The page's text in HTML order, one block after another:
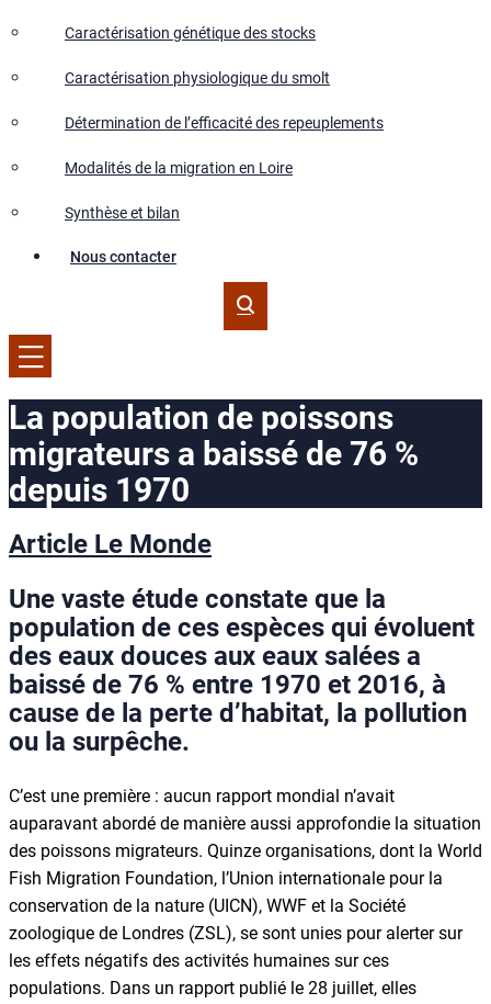
Caractérisation génétique des stocks
Caractérisation physiologique du smolt
Détermination de l’efficacité des repeuplements
Modalités de la migration en Loire
Synthèse et bilan
Nous contacter
La population de poissons
migrateurs a baissé de 76 %
depuis 1970
Article Le Monde
Une vaste étude constate que la
population de ces espèces qui évoluent
des eaux douces aux eaux salées a
baissé de 76 % entre 1970 et 2016, à
cause de la perte d’habitat, la pollution
ou la surpêche.
C’est une première : aucun rapport mondial n’avait
auparavant abordé de manière aussi approfondie la situation
des poissons migrateurs. Quinze organisations, dont la World
Fish Migration Foundation, l’Union internationale pour la
conservation de la nature (UICN), WWF et la Société
zoologique de Londres (ZSL), se sont unies pour alerter sur
les effets négatifs des activités humaines sur ces
populations. Dans un rapport publié le 28 juillet, elles